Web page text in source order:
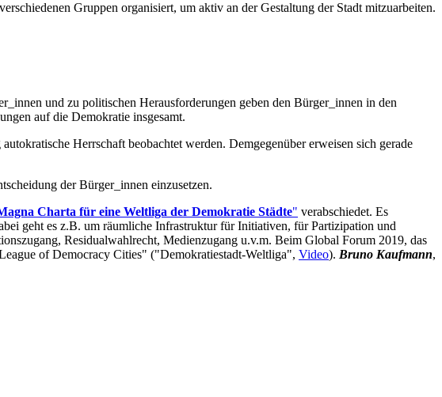
Gruppen organisiert, um aktiv an der Gestaltung der Stadt mitzuarbeiten.
und zu politischen Herausforderungen geben den Bürger_innen in den
auf die Demokratie insgesamt.
Herrschaft beobachtet werden. Demgegenüber erweisen sich gerade
der Bürger_innen einzusetzen.
Charta für eine Weltliga der Demokratie Städte" verabschiedet. Es
geht es z.B. um räumliche Infrastruktur für Initiativen, für Partizipation und
Residualwahlrecht, Medienzugang u.v.m. Beim Global Forum 2019, das
of Democracy Cities" ("Demokratiestadt-Weltliga", Video). Bruno Kaufmann,